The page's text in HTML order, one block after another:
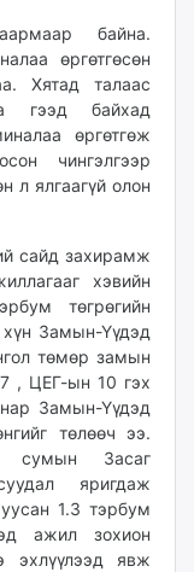
байна.
өргөтгөсөн
Хятад талаас
гээд байхад
өргөтгөж
чингэлгээр
л ялгаагүй олон
сайд захирамж
хэвийн
төгрөгийн
Замын-Үүдэд
төмөр замын
, ЦЕГ-ын 10 гэх
Замын-Үүдэд
төлөөч ээ.
сумын Засаг
яригдаж
1.3 тэрбум
ажил зохион
эхлүүлээд явж